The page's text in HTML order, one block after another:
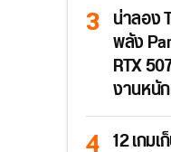
น่าลอง
พลัง
RTX
งานหนั
12 เกม